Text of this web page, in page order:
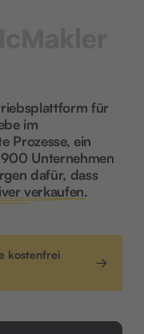
für
im
Prozesse, ein
Unternehmen
dafür, dass
verkaufen.
kostenfrei